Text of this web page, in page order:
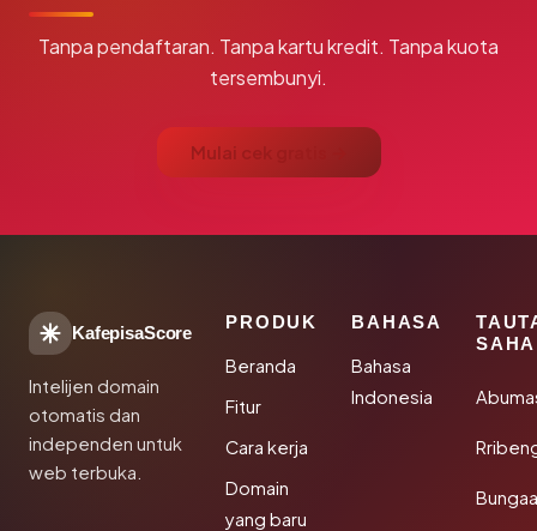
Tanpa pendaftaran. Tanpa kartu kredit. Tanpa kuota
tersembunyi.
Mulai cek gratis →
KafepisaScore
Intelijen domain
otomatis dan
independen untuk
web terbuka.
PRODUK
Beranda
Fitur
Cara kerja
Domain
yang baru
BAHASA
Bahasa
Indonesia